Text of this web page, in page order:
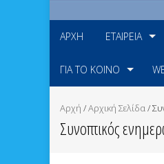
ΑΡΧΉ ΕΤΑΙΡΕΊΑ
ΓΙΑ ΤΟ ΚΟΙΝΌ
Αρχή /Αρχική Σελίδα/
Συνοπτικός